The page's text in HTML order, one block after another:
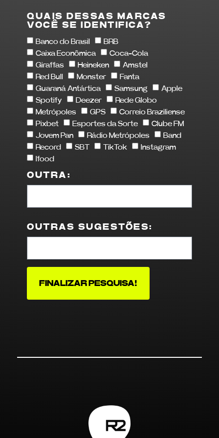
QUAIS DESSAS MARCAS
VOCÊ SE IDENTIFICA?
Banco do Brasil
BRB
Caixa Econômica
Coca-Cola
Giraffas
Heineken
Amstel
Red Bull
Monster
Fanta
Guaraná Antártica
Samsung
Apple
Spotify
Deezer
Rede Globo
Metrópoles
GPS
Correio Braziliense
Pixbet
Esportes da Sorte
Clube FM
Jovem Pan
Rádio Metrópoles
Band
Record
SBT TikTok
Instagram
Ifood
OUTRA:
OUTRAS SUGESTÕES:
FINALIZAR PESQUISA!